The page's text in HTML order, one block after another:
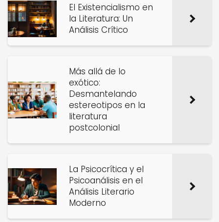
El Existencialismo en
la Literatura: Un
Análisis Crítico
Más allá de lo
exótico:
Desmantelando
estereotipos en la
literatura
postcolonial
La Psicocrítica y el
Psicoanálisis en el
Análisis Literario
Moderno